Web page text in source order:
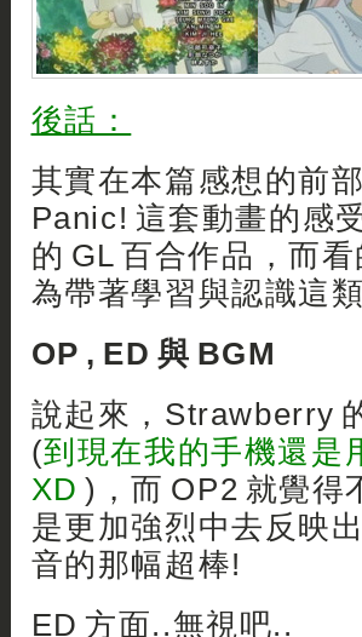
後話：
其實在本篇感想的前
Panic! 這套動畫的感
的 GL 百合作品，而
為帶著學習與認識這
OP , ED 與 BGM
說起來，Strawberry
(到現在我的手機還是
XD)，而 OP2 就覺得
是更加強烈中去反映
音的那幅超棒!
ED 方面..無視吧..